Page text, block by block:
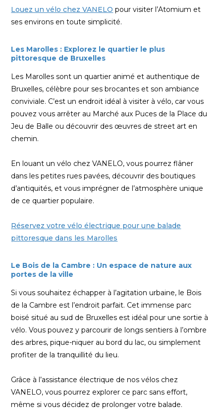
Louez un vélo chez VANELO pour visiter l’Atomium et
ses environs en toute simplicité.
Les Marolles : Explorez le quartier le plus
pittoresque de Bruxelles
Les Marolles sont un quartier animé et authentique de
Bruxelles, célèbre pour ses brocantes et son ambiance
conviviale. C’est un endroit idéal à visiter à vélo, car vous
pouvez vous arrêter au Marché aux Puces de la Place du
Jeu de Balle ou découvrir des œuvres de street art en
chemin.
En louant un vélo chez VANELO, vous pourrez flâner
dans les petites rues pavées, découvrir des boutiques
d’antiquités, et vous imprégner de l’atmosphère unique
de ce quartier populaire.
Réservez votre vélo électrique pour une balade
pittoresque dans les Marolles
Le Bois de la Cambre : Un espace de nature aux
portes de la ville
Si vous souhaitez échapper à l’agitation urbaine, le Bois
de la Cambre est l’endroit parfait. Cet immense parc
boisé situé au sud de Bruxelles est idéal pour une sortie à
vélo. Vous pouvez y parcourir de longs sentiers à l’ombre
des arbres, pique-niquer au bord du lac, ou simplement
profiter de la tranquillité du lieu.
Grâce à l’assistance électrique de nos vélos chez
VANELO, vous pourrez explorer ce parc sans effort,
même si vous décidez de prolonger votre balade.